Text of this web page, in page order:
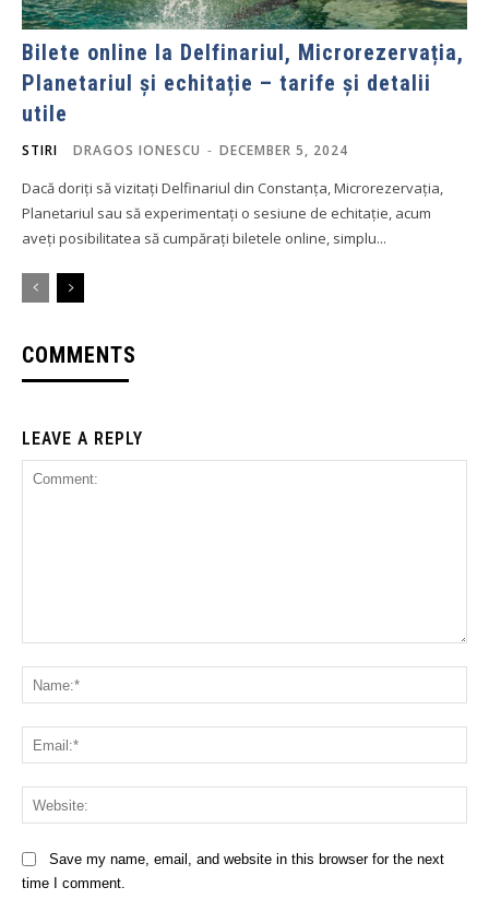
Bilete online la Delfinariul, Microrezervația,
Planetariul și echitație – tarife și detalii
utile
STIRI DRAGOS IONESCU - DECEMBER 5, 2024
Dacă doriți să vizitați Delfinariul din Constanța, Microrezervația,
Planetariul sau să experimentați o sesiune de echitație, acum
aveți posibilitatea să cumpărați biletele online, simplu...
COMMENTS
LEAVE A REPLY
Save my name, email, and website in this browser for the next
time I comment.